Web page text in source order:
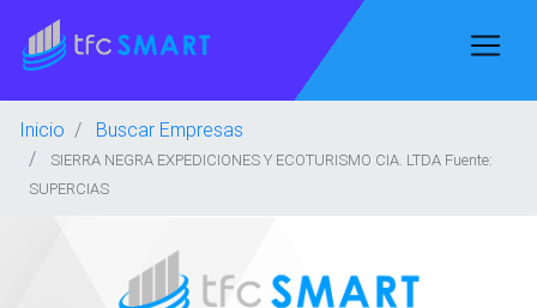
Inicio Buscar Empresas
SIERRA NEGRA EXPEDICIONES Y ECOTURISMO CIA. LTDA Fuente:
SUPERCIAS